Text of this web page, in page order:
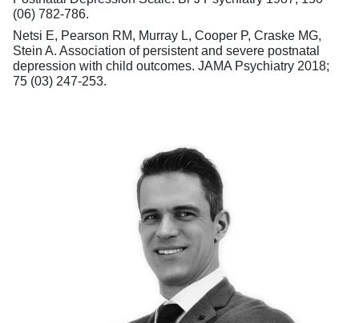
(06) 782-786.
Netsi E, Pearson RM, Murray L, Cooper P, Craske MG,
Stein A. Association of persistent and severe postnatal
depression with child outcomes. JAMA Psychiatry 2018;
75 (03) 247-253.